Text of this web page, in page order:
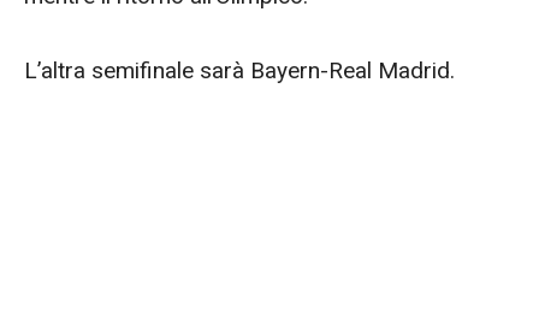
L’altra semifinale sarà Bayern-Real Madrid.